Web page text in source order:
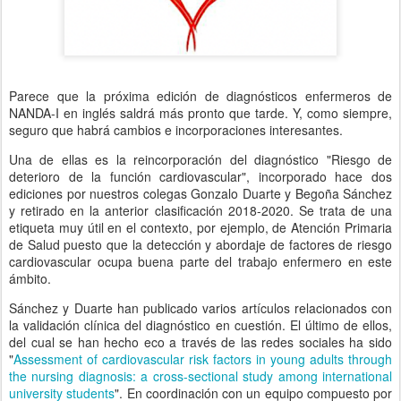
Parece que la próxima edición de diagnósticos enfermeros de
NANDA-I en inglés saldrá más pronto que tarde. Y, como siempre,
seguro que habrá cambios e incorporaciones interesantes.
Una de ellas es la reincorporación del diagnóstico "Riesgo de
deterioro de la función cardiovascular", incorporado hace dos
ediciones por nuestros colegas Gonzalo Duarte y Begoña Sánchez
y retirado en la anterior clasificación 2018-2020. Se trata de una
etiqueta muy útil en el contexto, por ejemplo, de Atención Primaria
de Salud puesto que la detección y abordaje de factores de riesgo
cardiovascular ocupa buena parte del trabajo enfermero en este
ámbito.
Sánchez y Duarte han publicado varios artículos relacionados con
la validación clínica del diagnóstico en cuestión. El último de ellos,
del cual se han hecho eco a través de las redes sociales ha sido
"Assessment of cardiovascular risk factors in young adults through
the nursing diagnosis: a cross-sectional study among international
university students". En coordinación con un equipo compuesto por